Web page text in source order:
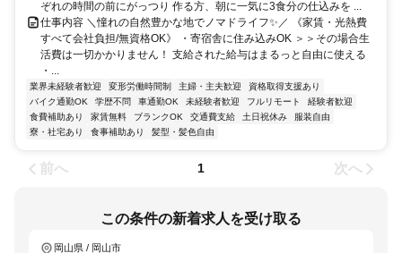
ぞれの時間の前にがっつり 作る方、朝に一気に3食分の仕込みを ...
仕事内容 ＼憧れの自然豊かな地でノマドライフ✨／ 《家賃・光熱費
すべて会社負担/無資格OK》 ・寄宿舎に住み込みOK ＞＞その場合生
活費は一切かかりません！ 支給された給与はまるっと自由に使える
・...
業界未経験者歓迎 変形労働時間制 主婦・主夫歓迎
資格取得支援あり
バイク通勤OK
学歴不問 車通勤OK 未経験者歓迎 フルリモート
経験者歓迎
食費補助あり
家賃無料 ブランクOK 交通費支給 土日祝休み
服装自由
寮・社宅あり
食事補助あり 髪型・髪色自由
前へ 1 次へ
この条件の新着求人を受け取る
岡山県 / 岡山市